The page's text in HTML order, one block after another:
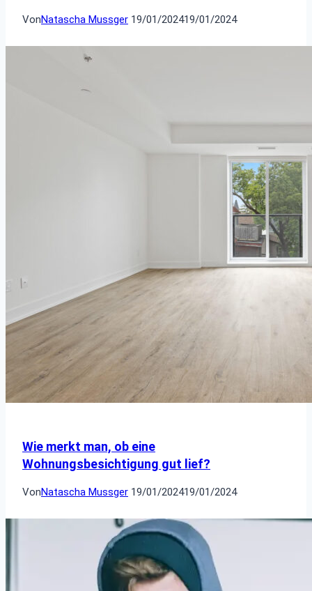
VonNatascha Mussger 19/01/202419/01/2024
Wie merkt man, ob eine
Wohnungsbesichtigung gut lief?
VonNatascha Mussger 19/01/202419/01/2024